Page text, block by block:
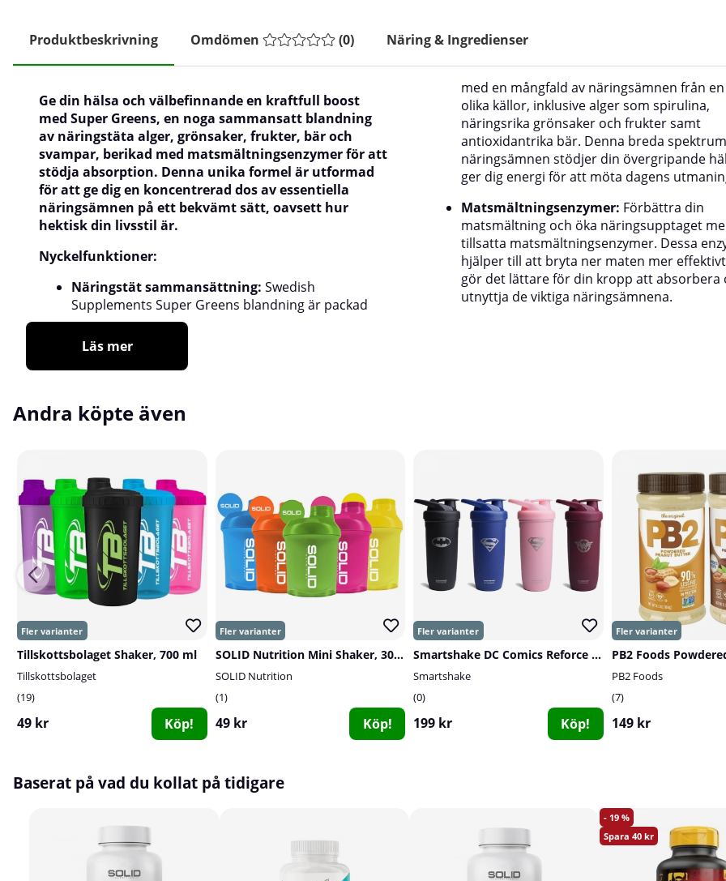
Produktbeskrivning Omdömen (0) Näring & Ingredienser
Ge din hälsa och välbefinnande en kraftfull boost
med Super Greens, en noga sammansatt blandning
av näringstäta alger, grönsaker, frukter, bär och
svampar, berikad med matsmältningsenzymer för att
stödja absorption. Denna unika formel är utformad
för att ge dig en koncentrerad dos av essentiella
näringsämnen på ett bekvämt sätt, oavsett hur
hektisk din livsstil är.
Nyckelfunktioner:
Näringstät sammansättning: Swedish
Supplements Super Greens blandning är packad
med en mångfald av näringsämnen från
olika källor, inklusive alger som spirulina,
näringsrika grönsaker och frukter samt
antioxidantrika bär. Denna breda
näringsämnen stödjer din övergripande
ger dig energi för att möta dagens
Matsmältningsenzymer: Förbättra din
matsmältning och öka näringsupptaget
tillsatta matsmältningsenzymer. Dessa
hjälper till att bryta ner maten mer
gör det lättare för din kropp att absorbera
utnyttja de viktiga näringsämnena.
Läs mer
Andra köpte även
Tillskottsbolaget Shaker, 700 ml
Tillskottsbolaget
19
49 kr Köp!
SOLID Nutrition Mini Shaker, 300 ml
SOLID Nutrition
1
49 kr Köp!
Smartshake DC Comics Reforce Stainless Steel, 900 ml
Smartshake
0
199 kr Köp!
PB2 Foods
7
149 kr
Baserat på vad du kollat på tidigare
19
40